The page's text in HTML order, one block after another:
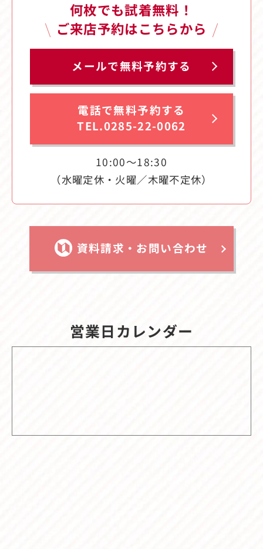
何枚でも試着無料！
ご来店予約はこちらから
メールで無料予約する
電話で無料予約する
TEL.0285-22-0062
10:00〜18:30
（水曜定休・火曜／木曜不定休）
資料請求・お問い合わせ
営業日カレンダー